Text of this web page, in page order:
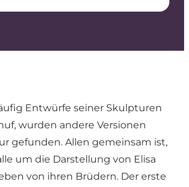
Entwürfe seiner Skulpturen
wurden andere Versionen
gefunden. Allen gemeinsam ist,
um die Darstellung von Elisa
von ihren Brüdern. Der erste